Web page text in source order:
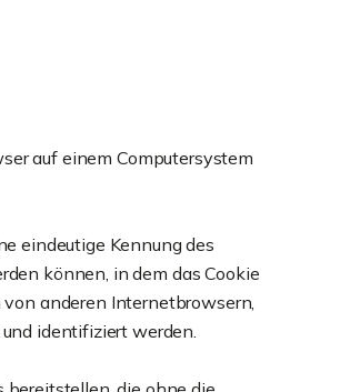
auf einem Computersystem
eindeutige Kennung des
können, in dem das Cookie
anderen Internetbrowsern,
identifiziert werden.